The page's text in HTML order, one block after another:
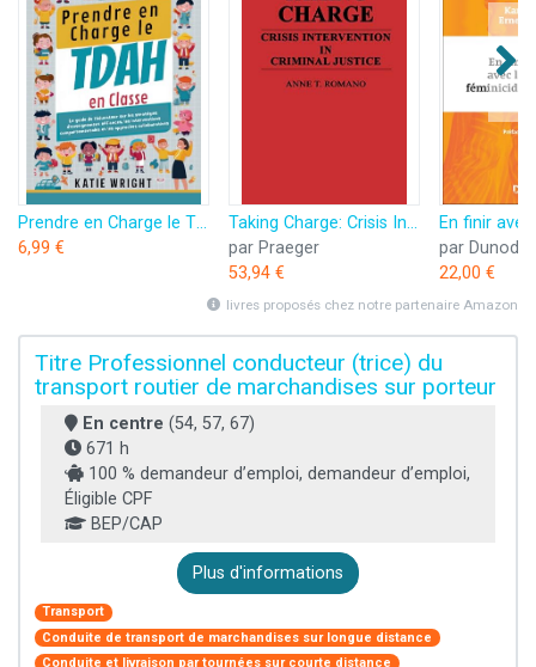
Prendre en Charge le TDAH en Classe: Le guide de l'éducateur sur les stratégies d'enseignement efficaces, les interventions comportementales et les approches collaboratives
6,99 €
Taking Charge: Crisis Intervention in Criminal Justice (Contributions in Psychology, Book 25) (English Edition)
par Praeger
53,94 €
par Dunod
22,00 €
livres proposés chez notre partenaire Amazon
Titre Professionnel conducteur (trice) du
transport routier de marchandises sur porteur
En centre (54, 57, 67)
671 h
100 % demandeur d’emploi, demandeur d’emploi,
Éligible CPF
BEP/CAP
Plus d'informations
Transport
Conduite de transport de marchandises sur longue distance
Conduite et livraison par tournées sur courte distance